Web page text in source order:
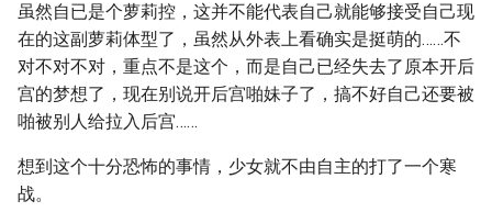
虽然自已是个萝莉控，这并不能代表自己就能够接受自己现
在的这副萝莉体型了，虽然从外表上看确实是挺萌的……不
对不对不对，重点不是这个，而是自己已经失去了原本开后
宫的梦想了，现在别说开后宫啪妹子了，搞不好自己还要被
啪被别人给拉入后宫……
想到这个十分恐怖的事情，少女就不由自主的打了一个寒
战。